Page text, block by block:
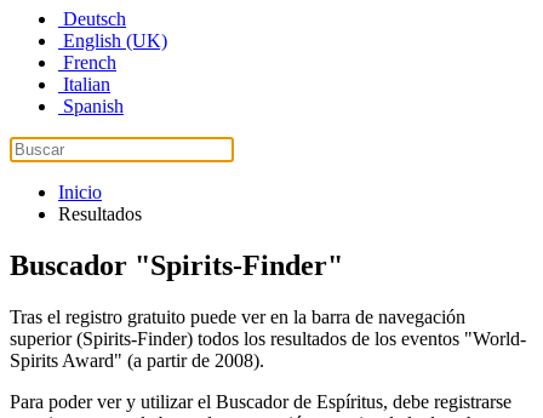
Deutsch
English (UK)
French
Italian
Spanish
Inicio
Resultados
Buscador "Spirits-Finder"
Tras el registro gratuito puede ver en la barra de navegación
superior (Spirits-Finder) todos los resultados de los eventos "World-
Spirits Award" (a partir de 2008).
Para poder ver y utilizar el Buscador de Espíritus, debe registrarse